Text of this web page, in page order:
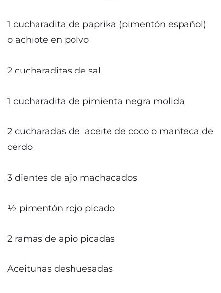
1 cucharadita de paprika (pimentón español)
o achiote en polvo
2 cucharaditas de sal
1 cucharadita de pimienta negra molida
2 cucharadas de aceite de coco o manteca de
cerdo
3 dientes de ajo machacados
½ pimentón rojo picado
2 ramas de apio picadas
Aceitunas deshuesadas